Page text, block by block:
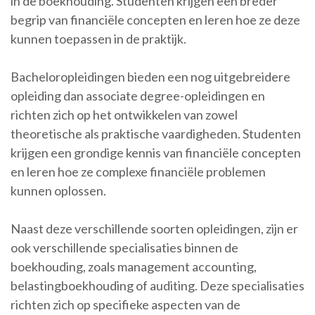
begrip van financiële concepten en leren hoe ze deze
kunnen toepassen in de praktijk.
Bacheloropleidingen bieden een nog uitgebreidere
opleiding dan associate degree-opleidingen en
richten zich op het ontwikkelen van zowel
theoretische als praktische vaardigheden. Studenten
krijgen een grondige kennis van financiële concepten
en leren hoe ze complexe financiële problemen
kunnen oplossen.
Naast deze verschillende soorten opleidingen, zijn er
ook verschillende specialisaties binnen de
boekhouding, zoals management accounting,
belastingboekhouding of auditing. Deze specialisaties
richten zich op specifieke aspecten van de